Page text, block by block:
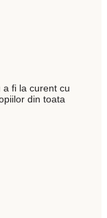
fi la curent cu
din toata